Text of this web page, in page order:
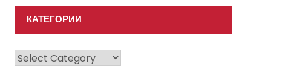
КАТЕГОРИИ
Категории